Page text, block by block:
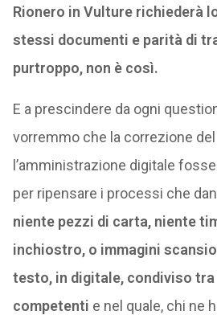
Rionero in Vulture richiederà
stessi documenti e parità di
purtroppo, non è così.
E a prescindere da ogni
vorremmo che la correzione
l’amministrazione digitale
per ripensare i processi che
niente pezzi di carta, niente
inchiostro, o immagini
testo, in digitale, condiviso
competenti e nel quale, chi ne